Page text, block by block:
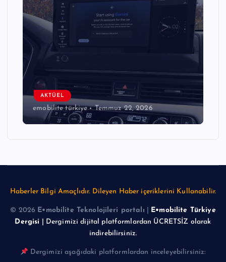
AKTÜEL
emobilite türkiye Temmuz 22, 2026
Haberler Bilgi Amaçlıdır. Dileyen Haber içeriklerini Kullanabilir.
© 2026 E•mobilite Teknolojileri portalı
E•mobilite Türkiye
Dergisi | Dergimizi dijital platformlardan ÜCRETSİZ olarak
indirebilirsiniz.
Dergimizi aşağıdaki platformlardan inceleyebilirsiniz: